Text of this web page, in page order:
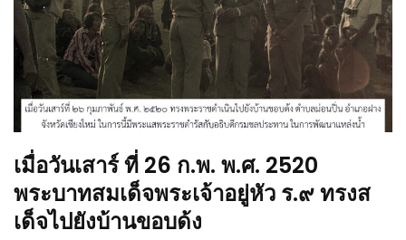
เมื่อวันเสาร์ ที่ 26 ก.พ. พ.ศ. 2520
พระบาทสมเด็จพระเจ้าอยู่หัว ร.๙ ทรงส
เด็จไปยังบ้านขอบด้ง